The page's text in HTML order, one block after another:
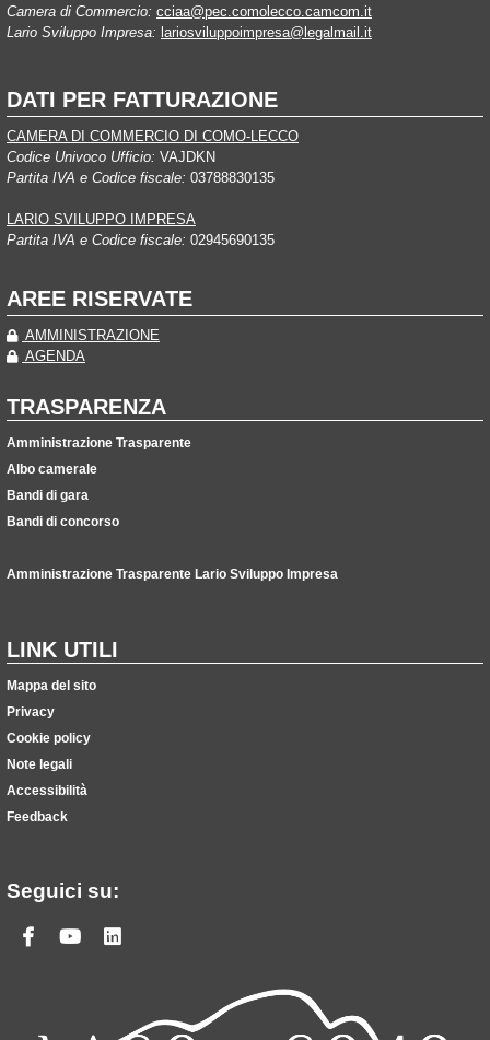
Camera di Commercio: cciaa@pec.comolecco.camcom.it
Lario Sviluppo Impresa: lariosviluppoimpresa@legalmail.it
DATI PER FATTURAZIONE
CAMERA DI COMMERCIO DI COMO-LECCO
Codice Univoco Ufficio: VAJDKN
Partita IVA e Codice fiscale: 03788830135
LARIO SVILUPPO IMPRESA
Partita IVA e Codice fiscale: 02945690135
AREE RISERVATE
AMMINISTRAZIONE
AGENDA
TRASPARENZA
Amministrazione Trasparente
Albo camerale
Bandi di gara
Bandi di concorso
Amministrazione Trasparente Lario Sviluppo Impresa
LINK UTILI
Mappa del sito
Privacy
Cookie policy
Note legali
Accessibilità
Feedback
Seguici su:
Facebook
Youtube